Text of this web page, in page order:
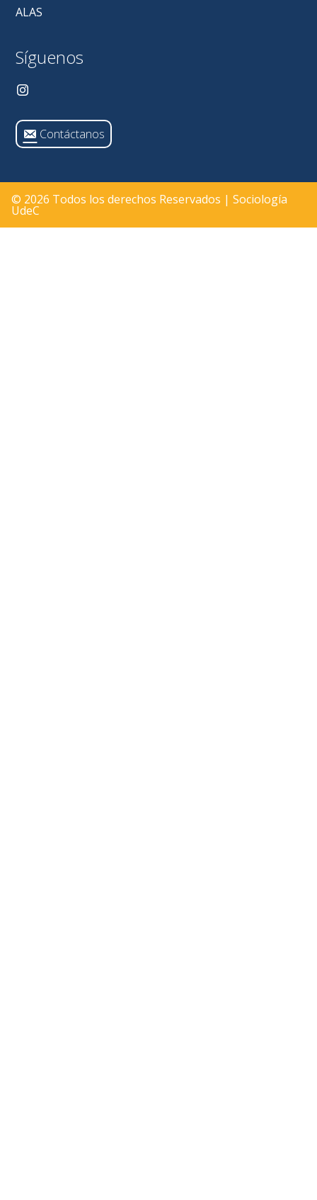
ALAS
Síguenos
Contáctanos
© 2026 Todos los derechos Reservados | Sociología
UdeC